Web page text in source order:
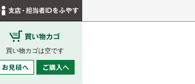
買い物カゴは空です